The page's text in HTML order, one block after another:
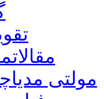
مقالات
مولتی مدیا